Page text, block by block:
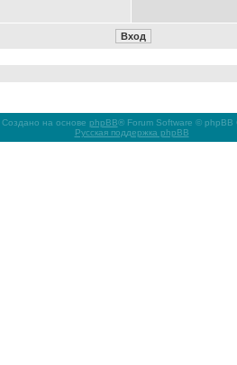
Создано на основе phpBB® Forum Software © phpBB
Русская поддержка phpBB